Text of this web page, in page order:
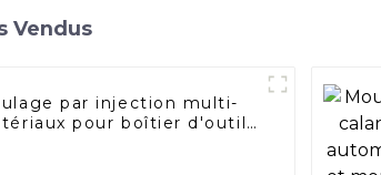
Vendus
par injection multi-
pour boîtier d'outil